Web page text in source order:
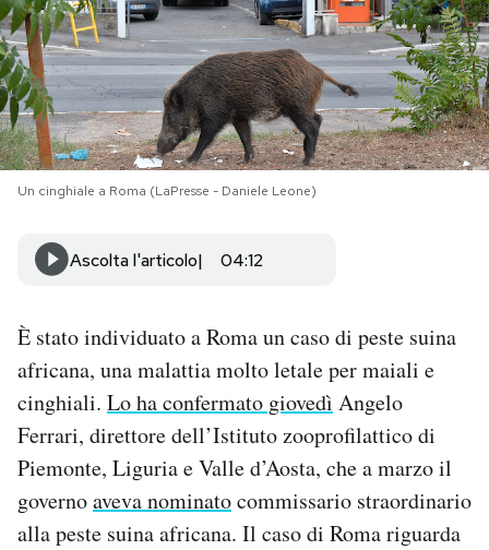
PODCAST
NEWSLETTER
I MIEI PREFERITI
SHOP
Area Personale
Newsletter
Un cinghiale a Roma (LaPresse - Daniele Leone)
Ascolta l'articolo 04:12
È stato individuato a Roma un caso di peste suina
africana, una malattia molto letale per maiali e
cinghiali. Lo ha confermato giovedì Angelo
Ferrari, direttore dell’Istituto zooprofilattico di
Piemonte, Liguria e Valle d’Aosta, che a marzo il
governoaveva nominatocommissario straordinario
alla peste suina africana. Il caso di Roma riguarda